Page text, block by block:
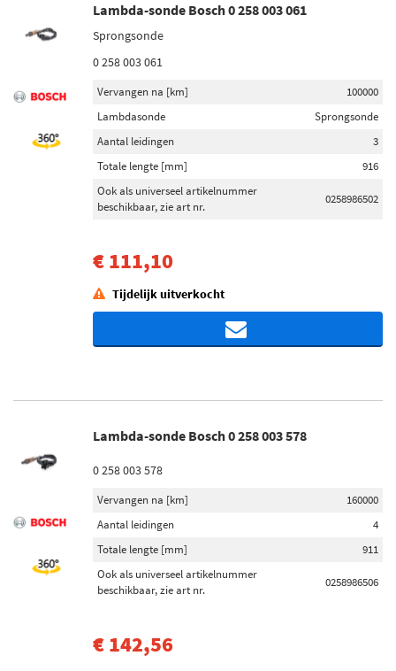
Lambda-sonde Bosch 0 258 003 061
Sprongsonde
0 258 003 061
Vervangen na [km]
100000
Lambdasonde
Sprongsonde
Aantal leidingen
3
Totale lengte [mm]
916
Ook als universeel artikelnummer
beschikbaar, zie art nr.
0258986502
€ 111,10
Tijdelijk uitverkocht
Lambda-sonde Bosch 0 258 003 578
0 258 003 578
Vervangen na [km]
160000
Aantal leidingen
4
Totale lengte [mm]
911
Ook als universeel artikelnummer
beschikbaar, zie art nr.
0258986506
€ 142,56